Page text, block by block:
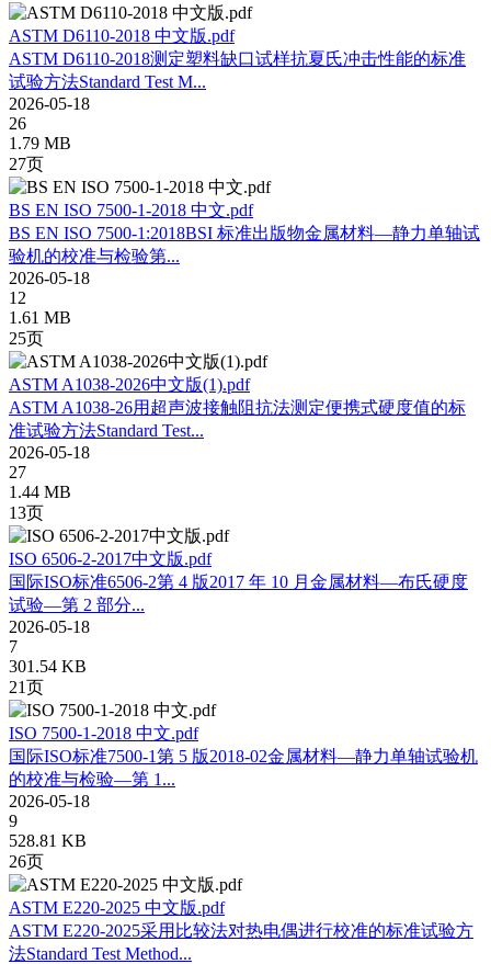
ASTM D6110-2018 中文版.pdf
ASTM D6110-2018测定塑料缺口试样抗夏氏冲击性能的标准
试验方法Standard Test M...
2026-05-18
26
1.79 MB
27页
BS EN ISO 7500-1-2018 中文.pdf
BS EN ISO 7500-1:2018BSI 标准出版物金属材料—静力单轴试
验机的校准与检验第...
2026-05-18
12
1.61 MB
25页
ASTM A1038-2026中文版(1).pdf
ASTM A1038-26用超声波接触阻抗法测定便携式硬度值的标
准试验方法Standard Test...
2026-05-18
27
1.44 MB
13页
ISO 6506-2-2017中文版.pdf
国际ISO标准6506-2第 4 版2017 年 10 月金属材料—布氏硬度
试验—第 2 部分...
2026-05-18
7
301.54 KB
21页
ISO 7500-1-2018 中文.pdf
国际ISO标准7500-1第 5 版2018-02金属材料—静力单轴试验机
的校准与检验—第 1...
2026-05-18
9
528.81 KB
26页
ASTM E220-2025 中文版.pdf
ASTM E220-2025采用比较法对热电偶进行校准的标准试验方
法Standard Test Method...